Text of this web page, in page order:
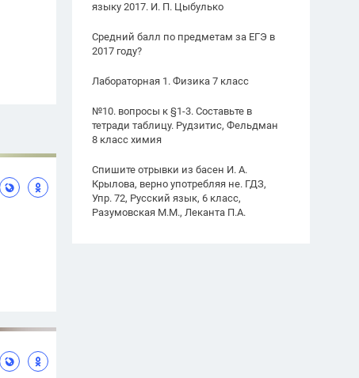
языку 2017. И. П. Цыбулько
Средний балл по предметам за ЕГЭ в
2017 году?
Лабораторная 1. Физика 7 класс
№10. вопросы к §1-3. Составьте в
тетради таблицу. Рудзитис, Фельдман
8 класс химия
Спишите отрывки из басен И. А.
Крылова, верно употребляя не. ГДЗ,
Упр. 72, Русский язык, 6 класс,
Разумовская М.М., Леканта П.А.